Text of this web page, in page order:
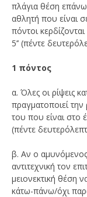
πλάγια θέση
αθλητή που είναι
πόντοι
5’’ (πέντε
1 πόντος
α. Όλες οι ρίψεις
πραγματοποιεί την
του που είναι στο
(πέντε
β. Αν ο αμυνόμενος
αντιτεχνική τον
μειονεκτική θέση
κάτω-πάνω/όχι